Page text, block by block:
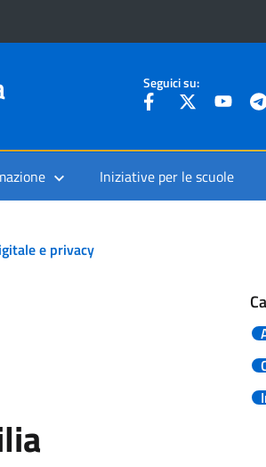
Seguici su:
Iniziative per le scuole
e privacy